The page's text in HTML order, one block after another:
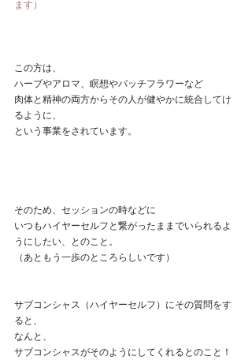
ます）
この方は、
ハーブやアロマ、瞑想やバッチフラワーなど
肉体と精神の両方からその人が健やかに統合してけ
るように、
という事業をされています。
そのため、セッションの時などに
いつもハイヤーセルフと繋がったままでいられるよ
うにしたい、とのこと。
（あともう一歩のところらしいです）
サブコンシャス（ハイヤーセルフ）にその質問をす
ると、
なんと、
サブコンシャスがそのようにしてくれるとのこと！